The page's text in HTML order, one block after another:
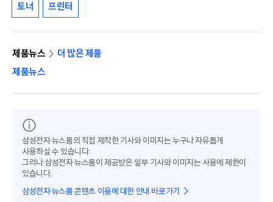
토너 프린터
제품뉴스
더 많은 제품
제품뉴스
삼성전자 뉴스룸의 직접 제작한 기사와 이미지는 누구나 자유롭게
사용하실 수 있습니다.
그러나 삼성전자 뉴스룸이 제공받은 일부 기사와 이미지는 사용에 제한이
있습니다.
삼성전자 뉴스룸 콘텐츠 이용에 대한 안내 바로가기